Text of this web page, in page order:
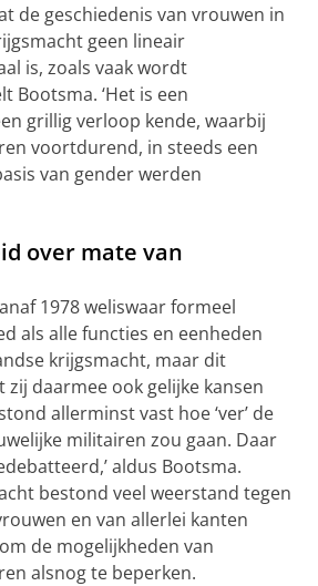
de geschiedenis van vrouwen in
geen lineair
is, zoals vaak wordt
Bootsma. ‘Het is een
grillig verloop kende, waarbij
voortdurend, in steeds een
van gender werden
over mate van
1978 weliswaar formeel
als alle functies en eenheden
krijgsmacht, maar dit
zij daarmee ook gelijke kansen
allerminst vast hoe ‘ver’ de
militairen zou gaan. Daar
aldus Bootsma.
bestond veel weerstand tegen
en van allerlei kanten
de mogelijkheden van
alsnog te beperken.